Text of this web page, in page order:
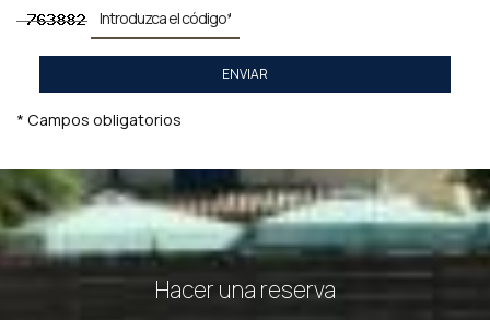
ENVIAR
* Campos obligatorios
Hacer una reserva